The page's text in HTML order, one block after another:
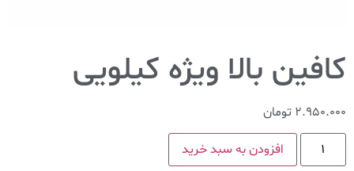
کافین بالا ویژه کیلویی
2.950.000 تومان
افزودن به سبد خرید